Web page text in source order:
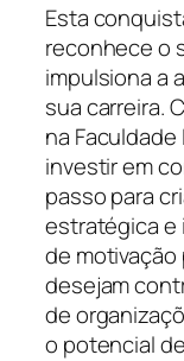
Esta
reconhece o
impulsiona a
sua carreira.
na
investir em
passo para
estratégica e
de
desejam
de
o potencial